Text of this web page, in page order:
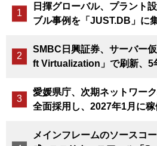
日揮グローバル、プラント
ブル事例を「JUST.DB」に
SMBC日興証券、サーバー
ft Virtualization」で刷新、5
愛媛県庁、次期ネットワー
全面採用し、2027年1月に稼
メインフレームのソースコ